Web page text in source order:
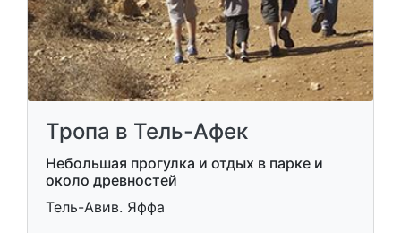
Тропа в Тель-Афек
Небольшая прогулка и отдых в парке и
около древностей
Тель-Авив. Яффа